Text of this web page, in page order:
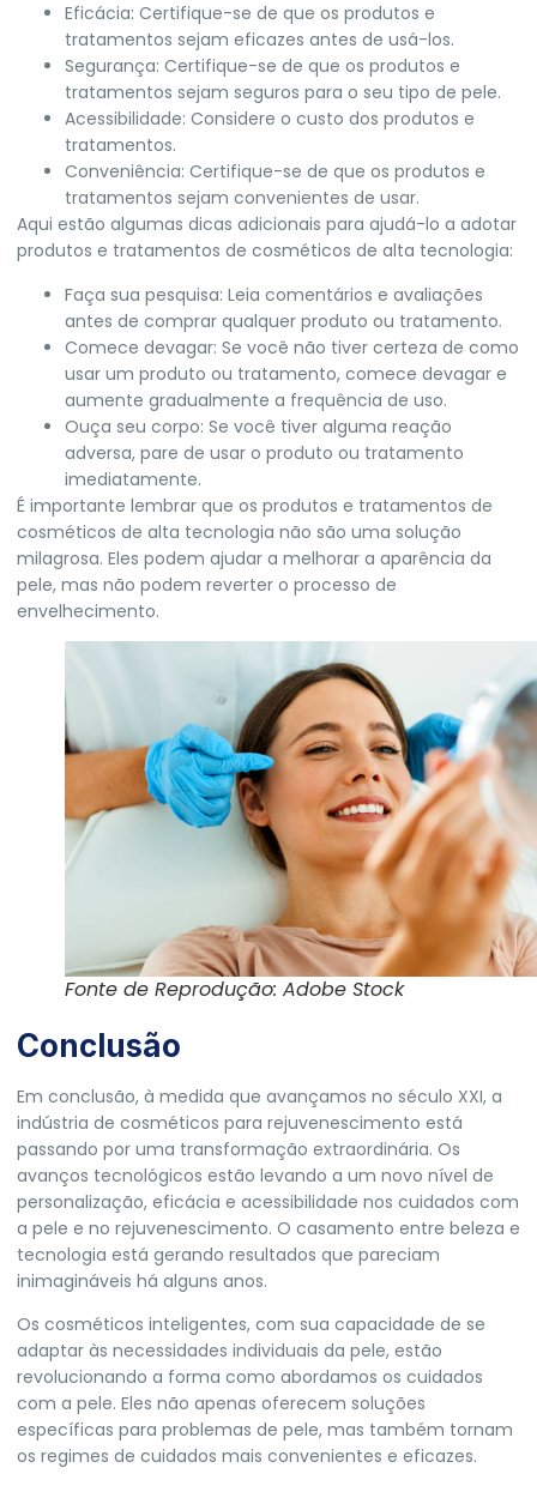
Eficácia: Certifique-se de que os produtos e
tratamentos sejam eficazes antes de usá-los.
Segurança: Certifique-se de que os produtos e
tratamentos sejam seguros para o seu tipo de pele.
Acessibilidade: Considere o custo dos produtos e
tratamentos.
Conveniência: Certifique-se de que os produtos e
tratamentos sejam convenientes de usar.
Aqui estão algumas dicas adicionais para ajudá-lo a adotar
produtos e tratamentos de cosméticos de alta tecnologia:
Faça sua pesquisa: Leia comentários e avaliações
antes de comprar qualquer produto ou tratamento.
Comece devagar: Se você não tiver certeza de como
usar um produto ou tratamento, comece devagar e
aumente gradualmente a frequência de uso.
Ouça seu corpo: Se você tiver alguma reação
adversa, pare de usar o produto ou tratamento
imediatamente.
É importante lembrar que os produtos e tratamentos de
cosméticos de alta tecnologia não são uma solução
milagrosa. Eles podem ajudar a melhorar a aparência da
pele, mas não podem reverter o processo de
envelhecimento.
Fonte de Reprodução: Adobe Stock
Conclusão
Em conclusão, à medida que avançamos no século XXI, a
indústria de cosméticos para rejuvenescimento está
passando por uma transformação extraordinária. Os
avanços tecnológicos estão levando a um novo nível de
personalização, eficácia e acessibilidade nos cuidados com
a pele e no rejuvenescimento. O casamento entre beleza e
tecnologia está gerando resultados que pareciam
inimagináveis há alguns anos.
Os cosméticos inteligentes, com sua capacidade de se
adaptar às necessidades individuais da pele, estão
revolucionando a forma como abordamos os cuidados
com a pele. Eles não apenas oferecem soluções
específicas para problemas de pele, mas também tornam
os regimes de cuidados mais convenientes e eficazes.